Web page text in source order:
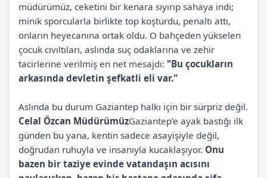
müdürümüz, ceketini bir kenara sıyırıp sahaya indi;
minik sporcularla birlikte top koşturdu, penaltı attı,
onların heyecanına ortak oldu. O bahçeden yükselen
çocuk cıvıltıları, aslında suç odaklarına ve zehir
tacirlerine verilmiş en net mesajdı: "Bu çocukların
arkasında devletin şefkatli eli var."
Aslında bu durum Gaziantep halkı için bir sürpriz değil.
Celal Özcan MüdürümüzGaziantep’e ayak bastığı ilk
günden bu yana, kentin sadece asayişiyle değil,
doğrudan ruhuyla ve insanıyla kucaklaşıyor. Onu
bazen bir taziye evinde vatandaşın acısını